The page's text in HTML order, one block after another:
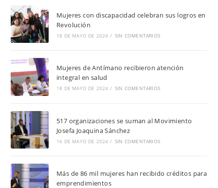
Mujeres con discapacidad celebran sus logros en
Revolución
18 DE MAYO DE 2024 / SIN COMENTARIOS
Mujeres de Antímano recibieron atención
integral en salud
18 DE MAYO DE 2024 / SIN COMENTARIOS
517 organizaciones se suman al Movimiento
Josefa Joaquina Sánchez
16 DE MAYO DE 2024 / SIN COMENTARIOS
Más de 86 mil mujeres han recibido créditos para
emprendimientos